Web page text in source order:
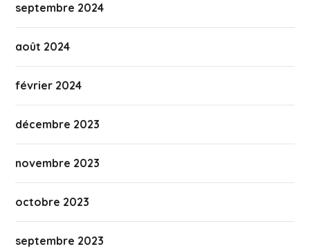
septembre 2024
août 2024
février 2024
décembre 2023
novembre 2023
octobre 2023
septembre 2023